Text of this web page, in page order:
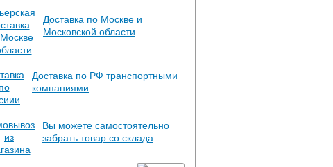
Доставка по Москве и
Московской области
Доставка по РФ транспортными
компаниями
Вы можете самостоятельно
забрать товар со склада